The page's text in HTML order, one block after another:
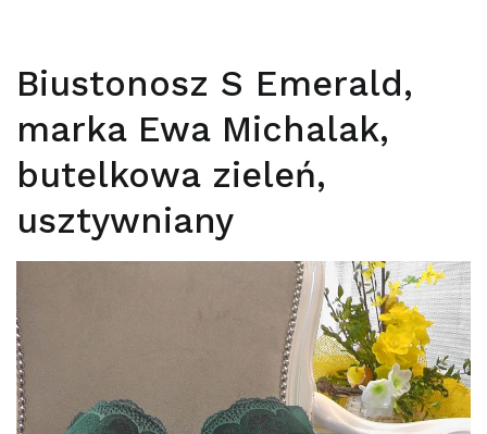
Biustonosz S Emerald,
marka Ewa Michalak,
butelkowa zieleń,
usztywniany